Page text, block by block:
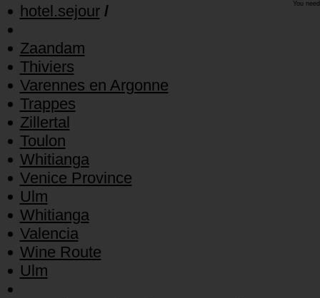
You
hotel.sejour /
Zaandam
Thiviers
Varennes en Argonne
Trappes
Zillertal
Toulon
Whitianga
Venice Province
Ulm
Whitianga
Valencia
Wine Route
Ulm